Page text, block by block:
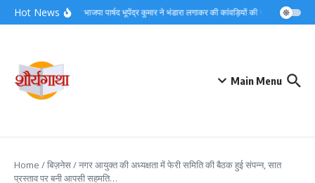
Skip to content
Hot Newsसमाजसेवी भाजपा पार्षद भूपेंद्र कुमार ने भंडारा लगाकर की कांवड़ियों की सेवा,देखें वीडियो
Main Menu
Home /बिज़नेस/नगर आयुक्त की अध्यक्षता में फेरी समिति की बैठक हुई संपन्न, सात
प्रस्ताव पर बनी आपसी सहमति…